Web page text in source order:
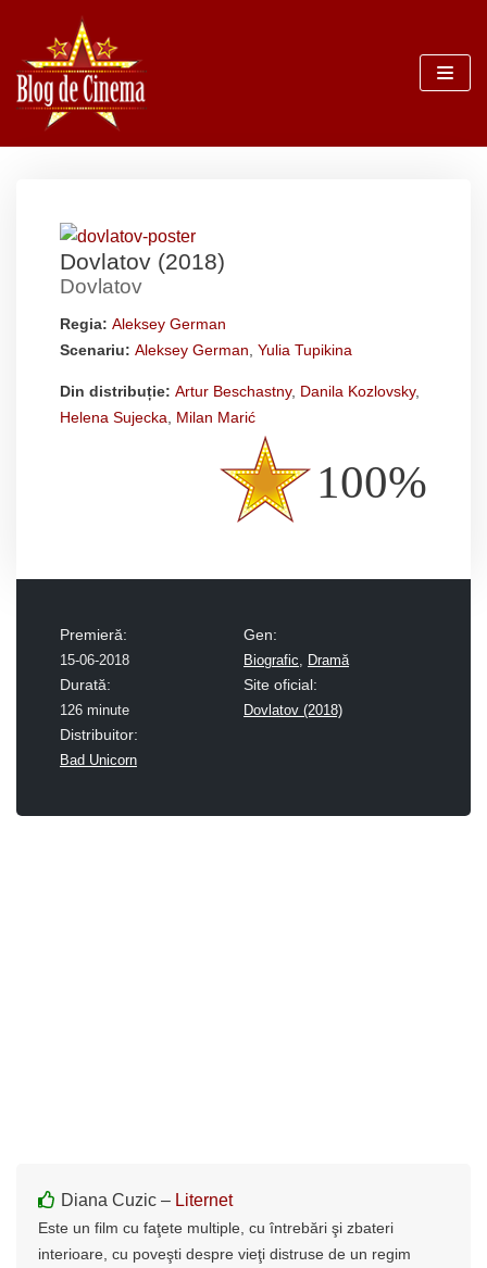
Sari
la
conținut
Dovlatov (2018)
Dovlatov
Regia: Aleksey German
Scenariu: Aleksey German Yulia Tupikina
Din distribuție: Artur Beschastny, Danila Kozlovsky,
Helena Sujecka
Milan Marić
100%
Premieră:
15-06-2018
Gen:
Biografic Dramă
Durată:
126 minute
Site oficial:
Dovlatov (2018)
Distribuitor:
Bad Unicorn
Diana Cuzic – Liternet
Este un film cu faţete multiple, cu întrebări şi zbateri
interioare, cu poveşti despre vieţi distruse de un regim